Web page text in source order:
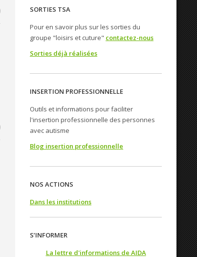
SORTIES TSA
Pour en savoir plus sur les sorties du
groupe "loisirs et cuture" contactez-nous
Sorties déjà réalisées
INSERTION PROFESSIONNELLE
Outils et informations pour faciliter
l'insertion professionnelle des personnes
avec autisme
Blog insertion professionnelle
NOS ACTIONS
Dans les institutions
S’INFORMER
La lettre d'informations de AIDA